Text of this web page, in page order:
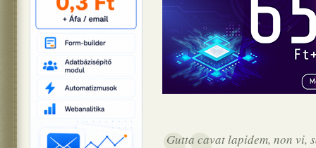
Gutta cavat lapidem, non vi,